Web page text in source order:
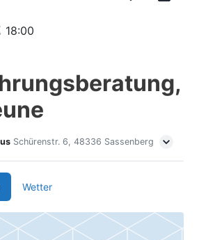
18:00
Schürenstr. 6, 48336 Sassenberg
Wetter